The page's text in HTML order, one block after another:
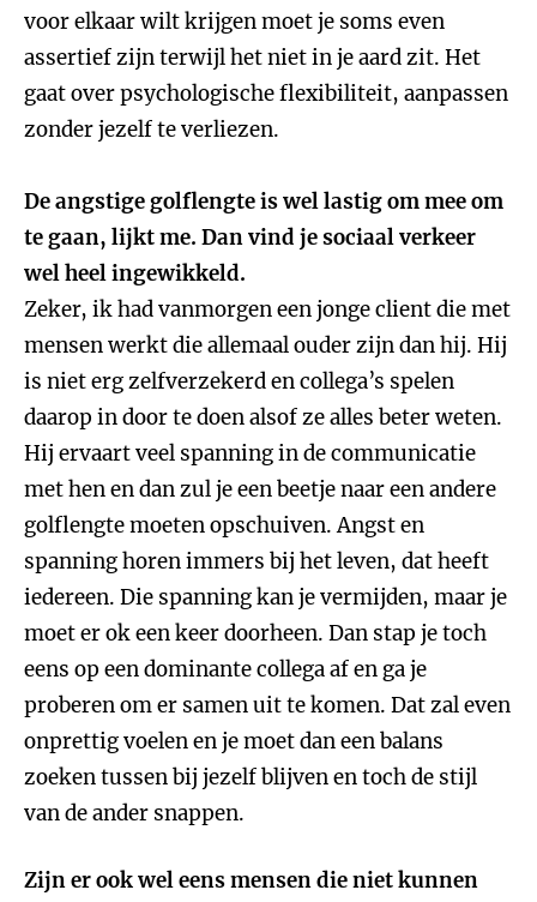
voor elkaar wilt krijgen moet je soms even
assertief zijn terwijl het niet in je aard zit. Het
gaat over psychologische flexibiliteit, aanpassen
zonder jezelf te verliezen.
De angstige golflengte is wel lastig om mee om
te gaan, lijkt me. Dan vind je sociaal verkeer
wel heel ingewikkeld.
Zeker, ik had vanmorgen een jonge client die met
mensen werkt die allemaal ouder zijn dan hij. Hij
is niet erg zelfverzekerd en collega’s spelen
daarop in door te doen alsof ze alles beter weten.
Hij ervaart veel spanning in de communicatie
met hen en dan zul je een beetje naar een andere
golflengte moeten opschuiven. Angst en
spanning horen immers bij het leven, dat heeft
iedereen. Die spanning kan je vermijden, maar je
moet er ok een keer doorheen. Dan stap je toch
eens op een dominante collega af en ga je
proberen om er samen uit te komen. Dat zal even
onprettig voelen en je moet dan een balans
zoeken tussen bij jezelf blijven en toch de stijl
van de ander snappen.
Zijn er ook wel eens mensen die niet kunnen